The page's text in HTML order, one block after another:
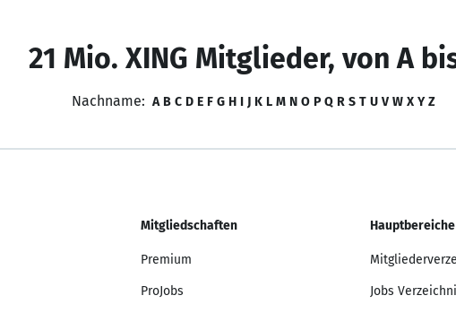
21 Mio. XING Mitglieder, von A
Nachname: A B C D E F G H I J K L M N O P Q R S T U V W X Y Z
Mitgliedschaften
Premium
ProJobs
Hauptbereiche
Jobs